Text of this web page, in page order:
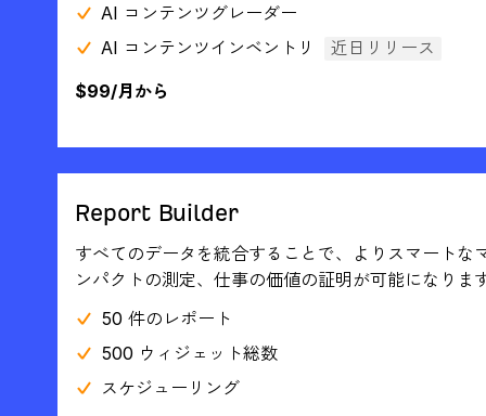
AI コンテンツグレーダー
AI コンテンツインベントリ
近日リリース
$99/月から
Report Builder
すべてのデータを統合することで、よりスマート
ンパクトの測定、仕事の価値の証明が可能になりま
50 件のレポート
500 ウィジェット総数
スケジューリング